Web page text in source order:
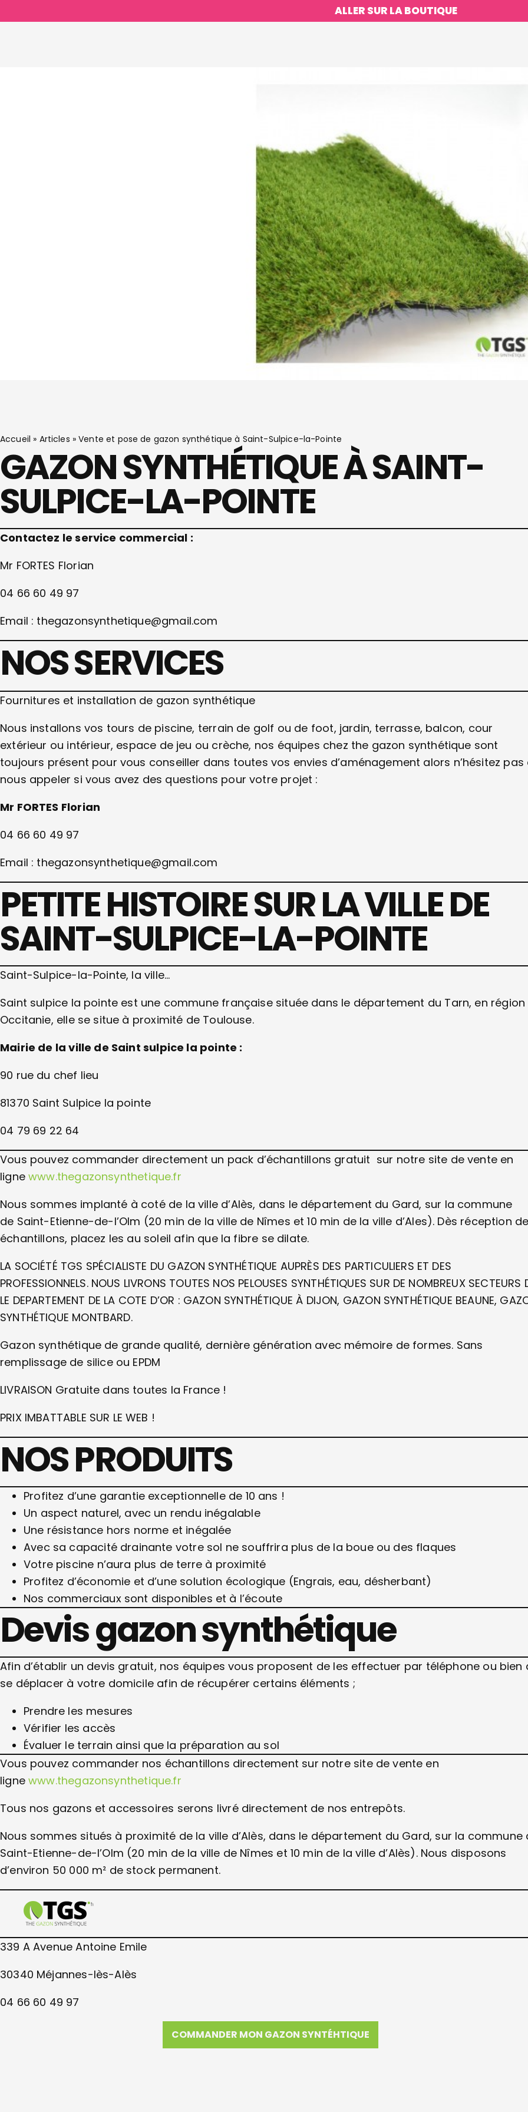
ALLER SUR LA BOUTIQUE
Accueil » Articles »Vente et pose de gazon synthétique à Saint-Sulpice-la-Pointe
GAZON SYNTHÉTIQUE À SAINT-
SULPICE-LA-POINTE
Contactez le service commercial :
Mr FORTES Florian
04 66 60 49 97
Email : thegazonsynthetique@gmail.com
NOS SERVICES
Fournitures et installation de gazon synthétique
Nous installons vos tours de piscine, terrain de golf ou de foot, jardin, terrasse, balcon, cour
extérieur ou intérieur, espace de jeu ou crèche, nos équipes chez the gazon synthétique sont
toujours présent pour vous conseiller dans toutes vos envies d’aménagement alors n’hésitez pas
nous appeler si vous avez des questions pour votre projet :
Mr FORTES Florian
04 66 60 49 97
Email : thegazonsynthetique@gmail.com
PETITE HISTOIRE SUR LA VILLE DE
SAINT-SULPICE-LA-POINTE
Saint-Sulpice-la-Pointe, la ville…
Saint sulpice la pointe est une commune française située dans le département du Tarn, en région
Occitanie, elle se situe à proximité de Toulouse.
Mairie de la ville de Saint sulpice la pointe :
90 rue du chef lieu
81370 Saint Sulpice la pointe
04 79 69 22 64
Vous pouvez commander directement un pack d’échantillons gratuit sur notre site de vente en
lignewww.thegazonsynthetique.fr
Nous sommes implanté à coté de la ville d’Alès, dans le département du Gard, sur la commune
de Saint-Etienne-de-l’Olm (20 min de la ville de Nîmes et 10 min de la ville d’Ales). Dès réception
échantillons, placez les au soleil afin que la fibre se dilate.
LA SOCIÉTÉ TGS SPÉCIALISTE DU GAZON SYNTHÉTIQUE AUPRÈS DES PARTICULIERS ET DES
PROFESSIONNELS. NOUS LIVRONS TOUTES NOS PELOUSES SYNTHÉTIQUES SUR DE NOMBREUX SECTEURS
LE DEPARTEMENT DE LA COTE D’OR : GAZON SYNTHÉTIQUE À DIJON, GAZON SYNTHÉTIQUE BEAUNE,
SYNTHÉTIQUE MONTBARD.
Gazon synthétique de grande qualité, dernière génération avec mémoire de formes. Sans
remplissage de silice ou EPDM
LIVRAISON Gratuite dans toutes la France !
PRIX IMBATTABLE SUR LE WEB !
NOS PRODUITS
Profitez d’une garantie exceptionnelle de 10 ans !
Un aspect naturel, avec un rendu inégalable
Une résistance hors norme et inégalée
Avec sa capacité drainante votre sol ne souffrira plus de la boue ou des flaques
Votre piscine n’aura plus de terre à proximité
Profitez d’économie et d’une solution écologique (Engrais, eau, désherbant)
Nos commerciaux sont disponibles et à l’écoute
Devis gazon synthétique
Afin d’établir un devis gratuit, nos équipes vous proposent de les effectuer par téléphone ou bien
se déplacer à votre domicile afin de récupérer certains éléments ;
Prendre les mesures
Vérifier les accès
Évaluer le terrain ainsi que la préparation au sol
Vous pouvez commander nos échantillons directement sur notre site de vente en
lignewww.thegazonsynthetique.fr
Tous nos gazons et accessoires serons livré directement de nos entrepôts.
Nous sommes situés à proximité de la ville d’Alès, dans le département du Gard, sur la commune
Saint-Etienne-de-l’Olm (20 min de la ville de Nîmes et 10 min de la ville d’Alès). Nous disposons
d’environ 50 000 m² de stock permanent.
339 A Avenue Antoine Emile
30340 Méjannes-lès-Alès
04 66 60 49 97
COMMANDER MON GAZON SYNTÉHTIQUE